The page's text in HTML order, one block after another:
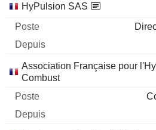
HyPulsion SAS
Association Française pour
Combust